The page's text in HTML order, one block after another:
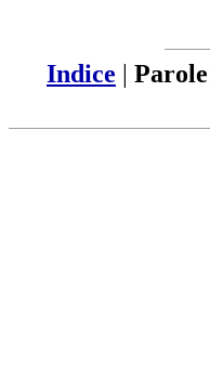
Indice | Parole